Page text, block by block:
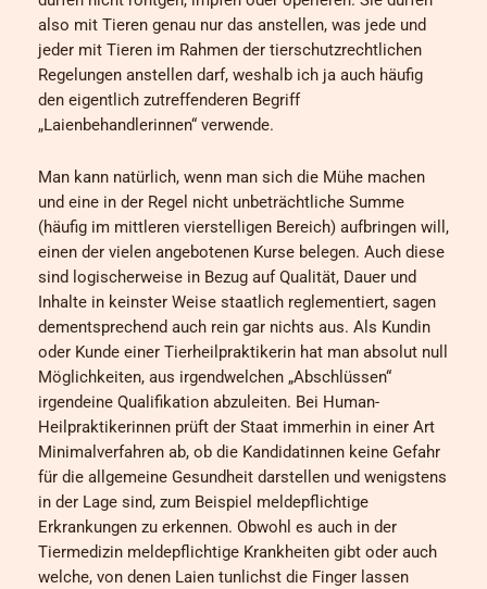
also mit Tieren genau nur das anstellen, was jede und
jeder mit Tieren im Rahmen der tierschutzrechtlichen
Regelungen anstellen darf, weshalb ich ja auch häufig
den eigentlich zutreffenderen Begriff
„Laienbehandlerinnen“ verwende.
Man kann natürlich, wenn man sich die Mühe machen
und eine in der Regel nicht unbeträchtliche Summe
(häufig im mittleren vierstelligen Bereich) aufbringen will,
einen der vielen angebotenen Kurse belegen. Auch diese
sind logischerweise in Bezug auf Qualität, Dauer und
Inhalte in keinster Weise staatlich reglementiert, sagen
dementsprechend auch rein gar nichts aus. Als Kundin
oder Kunde einer Tierheilpraktikerin hat man absolut null
Möglichkeiten, aus irgendwelchen „Abschlüssen“
irgendeine Qualifikation abzuleiten. Bei Human-
Heilpraktikerinnen prüft der Staat immerhin in einer Art
Minimalverfahren ab, ob die Kandidatinnen keine Gefahr
für die allgemeine Gesundheit darstellen und wenigstens
in der Lage sind, zum Beispiel meldepflichtige
Erkrankungen zu erkennen. Obwohl es auch in der
Tiermedizin meldepflichtige Krankheiten gibt oder auch
welche, von denen Laien tunlichst die Finger lassen